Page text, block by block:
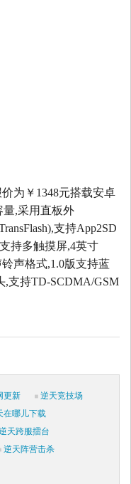
为￥1348元搭载安卓
量,采用直板外
支持App2SD
持多触摸屏,4英寸
声格式,1.0版支持蓝
,支持TD-SCDMA/GSM
更新
逆天竞技场
在哪儿下载
天跨服擂台
逆天阵营击杀